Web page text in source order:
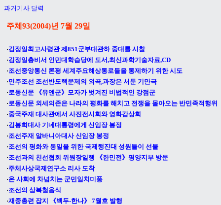
과거기사 달력
주체93(2004)년 7월 29일
·김정일최고사령관 제851군부대관하 중대를 시찰
·김정일총비서 인민대학습당에 도서,최신과학기술자료,CD
·조선중앙통신 론평 세계주요해상통로들을 통제하기 위한 시도
·민주조선 조선반도핵문제의 외곡,과장은 서툰 기만극
·로동신문 《유엔군》모자가 벗겨진 비법적인 강점군
·로동신문 외세의존은 나라의 평화를 해치고 전쟁을 몰아오는 반민족적행위
·중국주재 대사관에서 사진전시회와 영화감상회
·김봉희대사 기네대통령에게 신임장 봉정
·조선주재 알바니아대사 신임장 봉정
·조선의 평화와 통일을 위한 국제행진대 성원들이 선물
·조선과의 친선협회 위원장일행 《한민전》평양지부 방문
·주체사상국제연구소 리사 도착
·온 사회에 차넘치는 군민일치미풍
·조선의 삼복철음식
·재중총련 잡지 《백두-한나》 7월호 발행